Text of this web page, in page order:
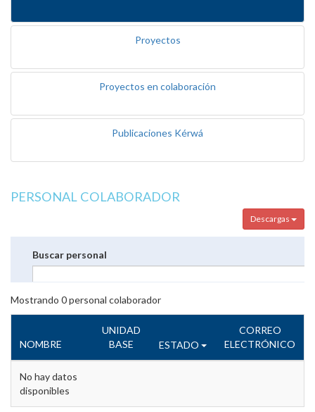
Proyectos
Proyectos en colaboración
Publicaciones Kérwá
PERSONAL COLABORADOR
Descargas
Buscar personal
Mostrando 0personal colaborador
NOMBRE
UNIDAD
BASE
ESTADO
CORREO
ELECTRÓNICO
No hay datos
disponibles